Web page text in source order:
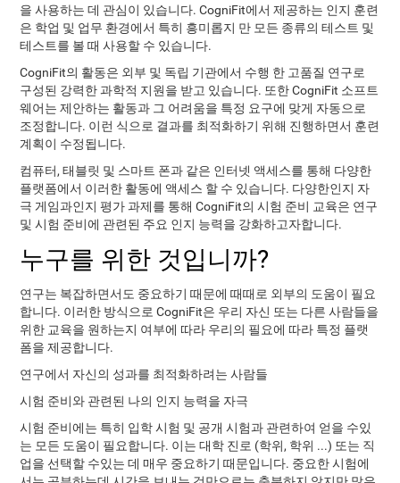
을 사용하는 데 관심이 있습니다. CogniFit에서 제공하는 인지 훈련
은 학업 및 업무 환경에서 특히 흥미롭지 만 모든 종류의 테스트 및
테스트를 볼 때 사용할 수 있습니다.
CogniFit의 활동은 외부 및 독립 기관에서 수행 한 고품질 연구로
구성된 강력한 과학적 지원을 받고 있습니다. 또한 CogniFit 소프트
웨어는 제안하는 활동과 그 어려움을 특정 요구에 맞게 자동으로
조정합니다. 이런 식으로 결과를 최적화하기 위해 진행하면서 훈련
계획이 수정됩니다.
컴퓨터, 태블릿 및 스마트 폰과 같은 인터넷 액세스를 통해 다양한
플랫폼에서 이러한 활동에 액세스 할 수 있습니다. 다양한인지 자
극 게임과인지 평가 과제를 통해 CogniFit의 시험 준비 교육은 연구
및 시험 준비에 관련된 주요 인지 능력을 강화하고자합니다.
누구를 위한 것입니까?
연구는 복잡하면서도 중요하기 때문에 때때로 외부의 도움이 필요
합니다. 이러한 방식으로 CogniFit은 우리 자신 또는 다른 사람들을
위한 교육을 원하는지 여부에 따라 우리의 필요에 따라 특정 플랫
폼을 제공합니다.
연구에서 자신의 성과를 최적화하려는 사람들
시험 준비와 관련된 나의 인지 능력을 자극
시험 준비에는 특히 입학 시험 및 공개 시험과 관련하여 얻을 수있
는 모든 도움이 필요합니다. 이는 대학 진로 (학위, 학위 ...) 또는 직
업을 선택할 수있는 데 매우 중요하기 때문입니다. 중요한 시험에